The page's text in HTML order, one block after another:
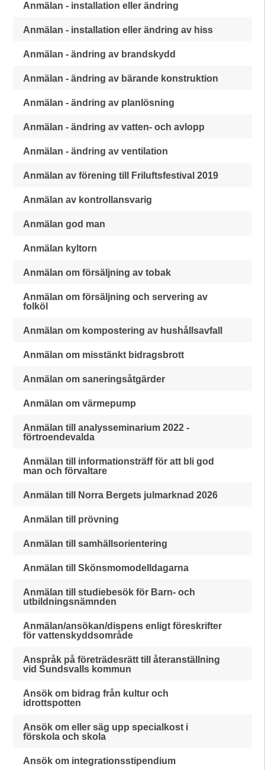
Anmälan - installation eller ändring
Anmälan - installation eller ändring av hiss
Anmälan - ändring av brandskydd
Anmälan - ändring av bärande konstruktion
Anmälan - ändring av planlösning
Anmälan - ändring av vatten- och avlopp
Anmälan - ändring av ventilation
Anmälan av förening till Friluftsfestival 2019
Anmälan av kontrollansvarig
Anmälan god man
Anmälan kyltorn
Anmälan om försäljning av tobak
Anmälan om försäljning och servering av
folköl
Anmälan om kompostering av hushållsavfall
Anmälan om misstänkt bidragsbrott
Anmälan om saneringsåtgärder
Anmälan om värmepump
Anmälan till analysseminarium 2022 -
förtroendevalda
Anmälan till informationsträff för att bli god
man och förvaltare
Anmälan till Norra Bergets julmarknad 2026
Anmälan till prövning
Anmälan till samhällsorientering
Anmälan till Skönsmomodelldagarna
Anmälan till studiebesök för Barn- och
utbildningsnämnden
Anmälan/ansökan/dispens enligt föreskrifter
för vattenskyddsområde
Anspråk på företrädesrätt till återanställning
vid Sundsvalls kommun
Ansök om bidrag från kultur och
idrottspotten
Ansök om eller säg upp specialkost i
förskola och skola
Ansök om integrationsstipendium